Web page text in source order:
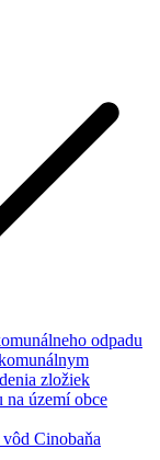
odpadu
zložiek
na území obce
Cinobaňa